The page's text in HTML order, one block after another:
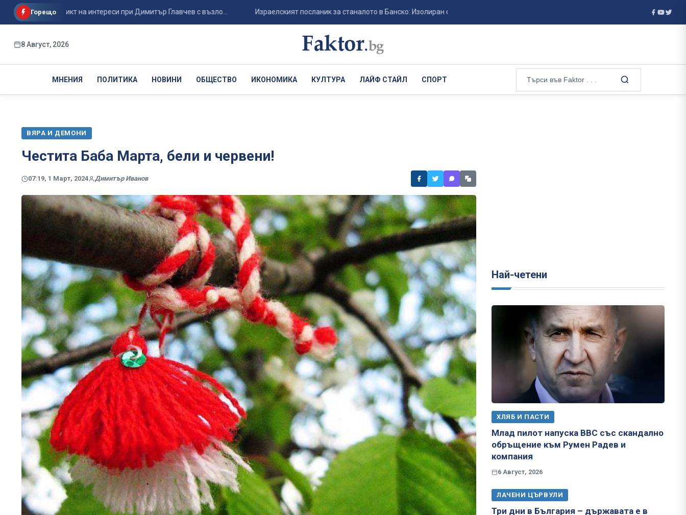
Горещо
конфликт на интереси при Димитър Главчев с възло... Израелският посланик за станалото в Банско: Изолиран случай - реагирайте, осъдет... Дрон е влязъл в българското въздушно
8 Август, 2026
МНЕНИЯ ПОЛИТИКА НОВИНИ ОБЩЕСТВО ИКОНОМИКА КУЛТУРА ЛАЙФ СТАЙЛ СПОРТ
ВЯРА И ДЕМОНИ
Честита Баба Марта, бели и червени!
07:19, 1 Март, 2024 Димитър Иванов
Най-четени
ХЛЯБ И ПАСТИ
Млад пилот напуска ВВС със скандално
обръщение към Румен Радев и
компания
6 Август, 2026
ЛАЧЕНИ ЦЪРВУЛИ
Три дни в България – държавата е в